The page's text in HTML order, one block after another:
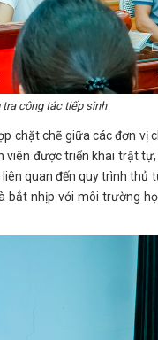
công tác tiếp sinh
chặt chẽ giữa các đơn vị
được triển khai trật
quan đến quy trình thủ
bắt nhịp với môi trường